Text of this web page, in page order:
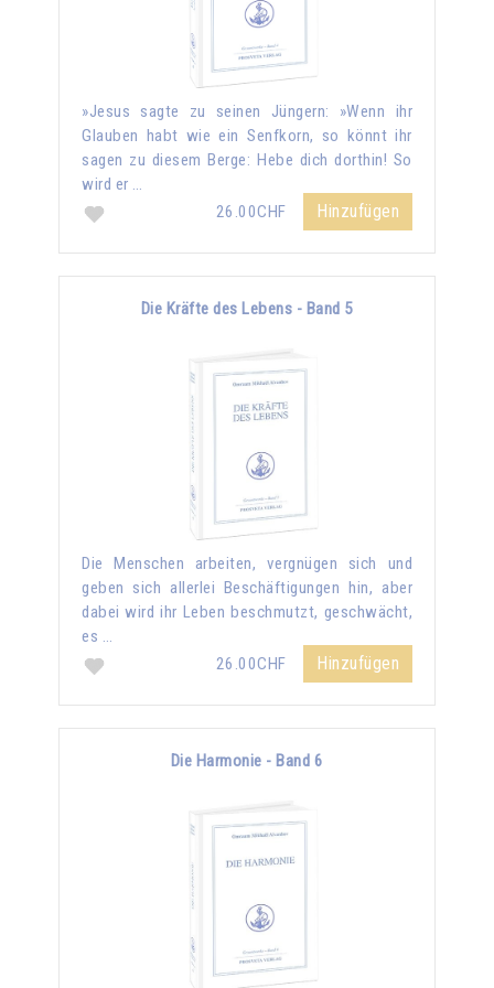
»Jesus sagte zu seinen Jüngern: »Wenn ihr
Glauben habt wie ein Senfkorn, so könnt ihr
sagen zu diesem Berge: Hebe dich dorthin! So
wird er …
26.00CHF
Hinzufügen
Die Kräfte des Lebens - Band 5
Die Menschen arbeiten, vergnügen sich und
geben sich allerlei Beschäftigungen hin, aber
dabei wird ihr Leben beschmutzt, geschwächt,
es …
26.00CHF
Hinzufügen
Die Harmonie - Band 6